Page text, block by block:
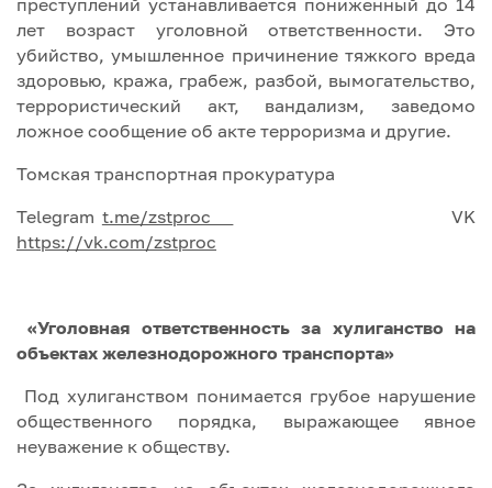
преступлений устанавливается пониженный до 14
лет возраст уголовной ответственности. Это
убийство, умышленное причинение тяжкого вреда
здоровью, кража, грабеж, разбой, вымогательство,
террористический акт, вандализм, заведомо
ложное сообщение об акте терроризма и другие.
Томская транспортная прокуратура
Telegram t.me/zstproc
VK
https://vk.com/zstproc
«Уголовная ответственность за хулиганство на
объектах железнодорожного транспорта»
Под хулиганством понимается грубое нарушение
общественного порядка, выражающее явное
неуважение к обществу.